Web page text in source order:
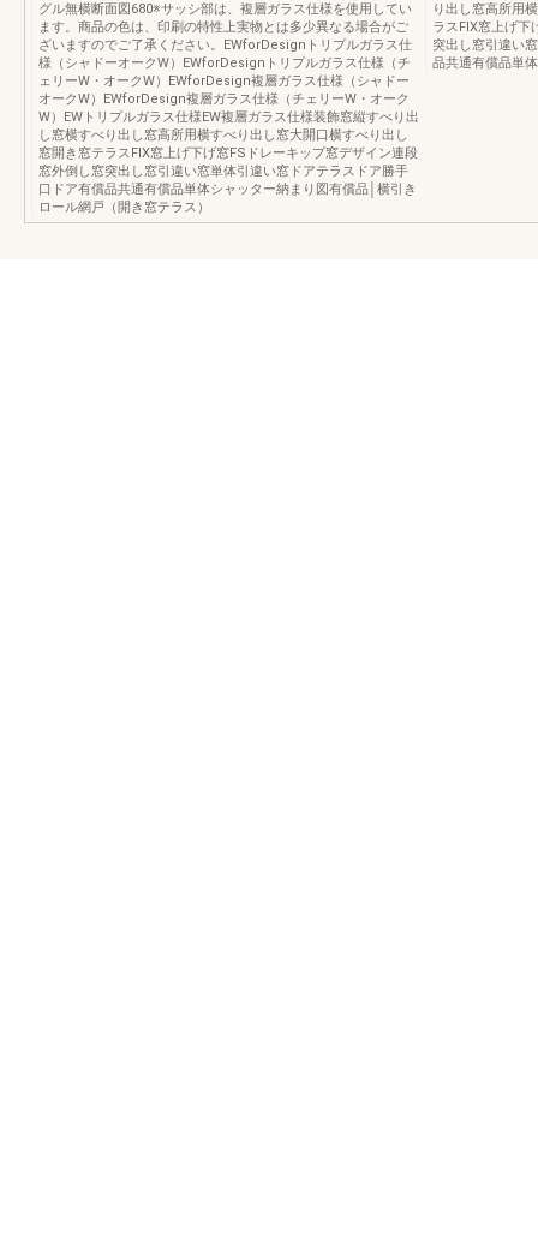
グル無横断面図680※サッシ部は、複層ガラス仕様を使用してい
ます。商品の色は、印刷の特性上実物とは多少異なる場合がご
ざいますのでご了承ください。EWforDesignトリプルガラス仕
様（シャドーオークW）EWforDesignトリプルガラス仕様（チ
ェリーW・オークW）EWforDesign複層ガラス仕様（シャドー
オークW）EWforDesign複層ガラス仕様（チェリーW・オーク
W）EWトリプルガラス仕様EW複層ガラス仕様装飾窓縦すべり出
し窓横すべり出し窓高所用横すべり出し窓大開口横すべり出し
窓開き窓テラスFIX窓上げ下げ窓FSドレーキップ窓デザイン連段
窓外倒し窓突出し窓引違い窓単体引違い窓ドアテラスドア勝手
口ドア有償品共通有償品単体シャッター納まり図有償品│横引き
ロール網戸（開き窓テラス）
り出し窓高所用
ラスFIX窓上げ下
突出し窓引違い
品共通有償品単